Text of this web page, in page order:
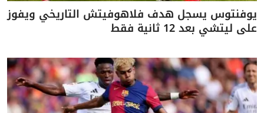
يوفنتوس يسجل هدف فلاهوفيتش التاريخي ويفوز
على ليتشي بعد 12 ثانية فقط